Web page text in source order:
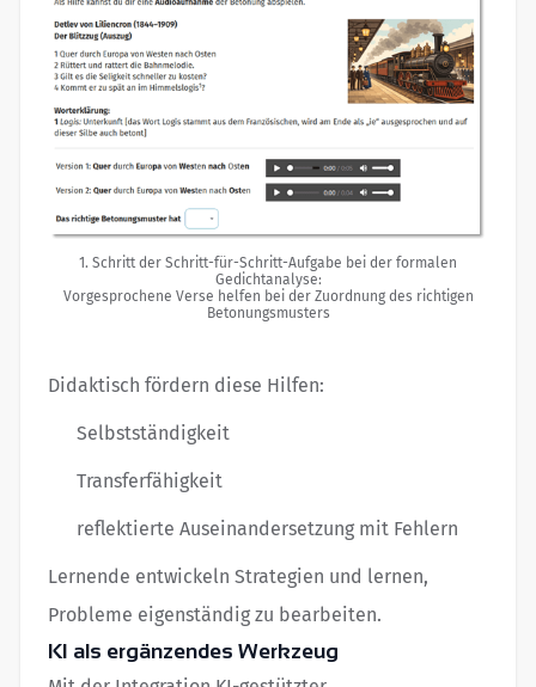
1. Schritt der Schritt-für-Schritt-Aufgabe bei der formalen
Gedichtanalyse:
Vorgesprochene Verse helfen bei der Zuordnung des richtigen
Betonungsmusters
Didaktisch fördern diese Hilfen:
Selbstständigkeit
Transferfähigkeit
reflektierte Auseinandersetzung mit Fehlern
Lernende entwickeln Strategien und lernen,
Probleme eigenständig zu bearbeiten.
KI als ergänzendes Werkzeug